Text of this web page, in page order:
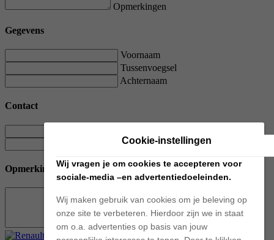
Opmerkingen
Gegevens
Voornaam
Tussenvoegsel
Achternaam
Contact
Telefoonnummer
Opmerkingen
Opmerkingen
Cookie-instellingen
Wij vragen je om cookies te accepteren voor
sociale-media –en advertentiedoeleinden.
Wij maken gebruik van cookies om je beleving op
onze site te verbeteren. Hierdoor zijn we in staat
om o.a. advertenties op basis van jouw